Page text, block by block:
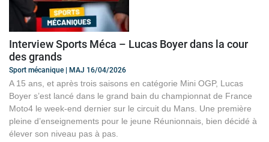
Interview Sports Méca – Lucas Boyer dans la cour
des grands
Sport mécanique | MAJ 16/04/2026
A 15 ans, et après trois saisons en catégorie Mini OGP, Lucas
Boyer s’est lancé dans le grand bain du championnat de France
Moto4 le week-end dernier sur le circuit du Mans. Une première
pleine d’enseignements pour le jeune Réunionnais, bien décidé à
élever son niveau pas à pas.